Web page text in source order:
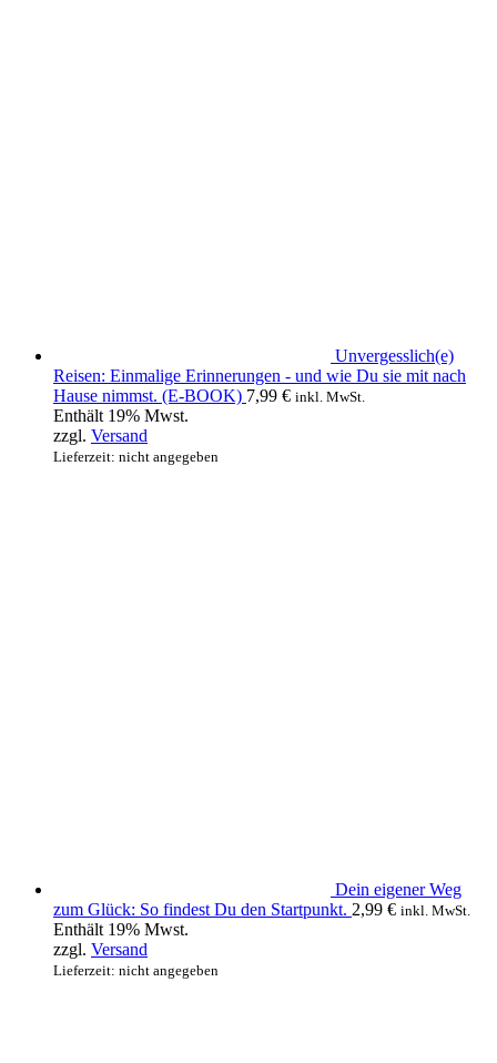
Unvergesslich(e)
Reisen: Einmalige Erinnerungen - und wie Du sie mit nach
Hause nimmst. (E-BOOK) 7,99 € inkl. MwSt.
Enthält 19% Mwst.
zzgl. Versand
Lieferzeit: nicht angegeben
Dein eigener Weg
zum Glück: So findest Du den Startpunkt. 2,99 € inkl. MwSt.
Enthält 19% Mwst.
zzgl. Versand
Lieferzeit: nicht angegeben